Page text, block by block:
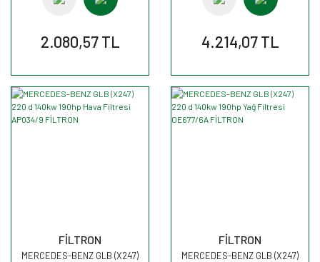
2.080,57 TL 4.214,07 TL
FİLTRON
MERCEDES-BENZ GLB (X247)
FİLTRON
MERCEDES-BENZ GLB (X247)